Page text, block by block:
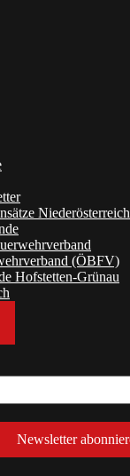
Niederösterreich
(ÖBFV)
Hofstetten-Grünau